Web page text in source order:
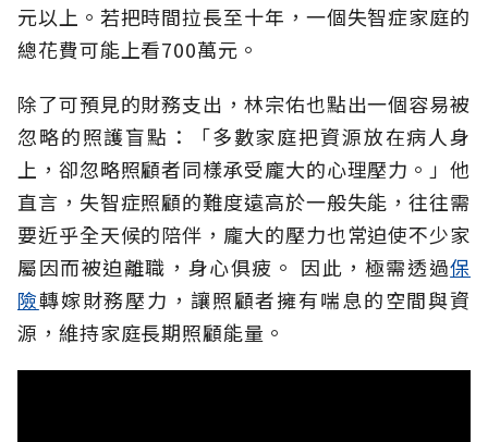
元以上。若把時間拉長至十年，一個失智症家庭的
總花費可能上看700萬元。
除了可預見的財務支出，林宗佑也點出一個容易被
忽略的照護盲點：「多數家庭把資源放在病人身
上，卻忽略照顧者同樣承受龐大的心理壓力。」他
直言，失智症照顧的難度遠高於一般失能，往往需
要近乎全天候的陪伴，龐大的壓力也常迫使不少家
屬因而被迫離職，身心俱疲。 因此，極需透過保
險轉嫁財務壓力，讓照顧者擁有喘息的空間與資
源，維持家庭長期照顧能量。